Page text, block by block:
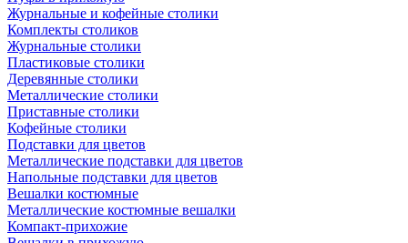
Журнальные и кофейные столики
Комплекты столиков
Журнальные столики
Пластиковые столики
Деревянные столики
Металлические столики
Приставные столики
Кофейные столики
Подставки для цветов
Металлические подставки для цветов
Напольные подставки для цветов
Вешалки костюмные
Металлические костюмные вешалки
Компакт-прихожие